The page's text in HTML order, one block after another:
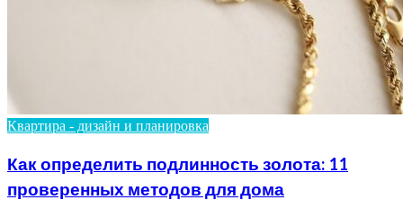
Квартира - дизайн и планировка
Как определить подлинность золота: 11
проверенных методов для дома